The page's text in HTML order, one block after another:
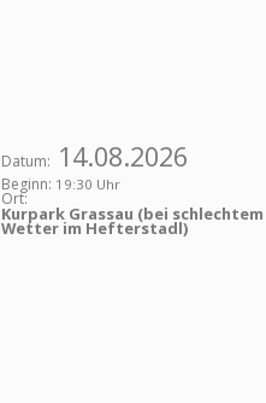
Datum: 14.08.2026
Beginn: 19:30 Uhr
Ort:
Kurpark Grassau (bei schlechtem
Wetter im Hefterstadl)